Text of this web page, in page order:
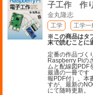
子工作 作
金丸隆志
工学
工学一
※この商品はタ
末で読むことに
定番の作品づく
Raspberry Piの
ムと配線図PDF
最適の一冊です
報PDF付）。本
すが、最新の
にて随時更新。